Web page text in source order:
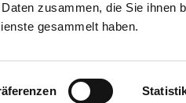
zusammen, die Sie ihnen
gesammelt haben.
E. n. 161306 - N. MECC RE-
© 2021 PreGel s.p.a..